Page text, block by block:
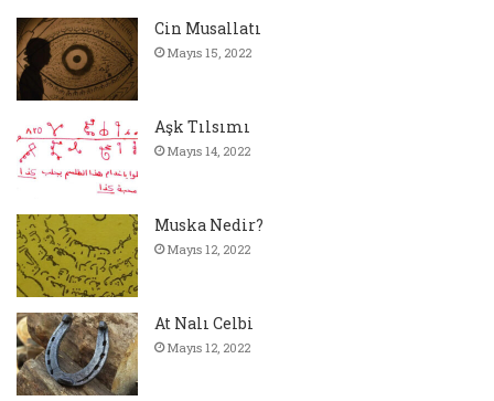
Cin Musallatı
Mayıs 15, 2022
Aşk Tılsımı
Mayıs 14, 2022
Muska Nedir?
Mayıs 12, 2022
At Nalı Celbi
Mayıs 12, 2022